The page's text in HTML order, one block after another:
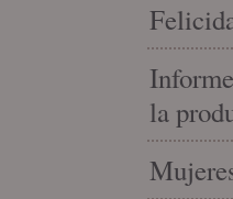
la